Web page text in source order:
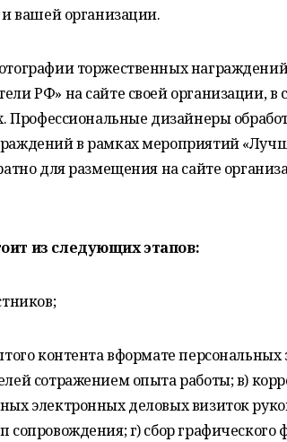
и вашей организации.
торжественных
РФ» на сайте своей организации, в
Профессиональные дизайнеры
в рамках мероприятий
для размещения на сайте
из следующих этапов:
контента вформате
сотражением опыта работы; в)
электронных деловых визиток
сопровождения; г) сбор графического